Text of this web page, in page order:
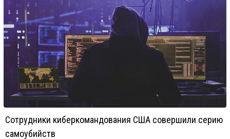
Сотрудники киберкомандования США совершили серию
самоубийств